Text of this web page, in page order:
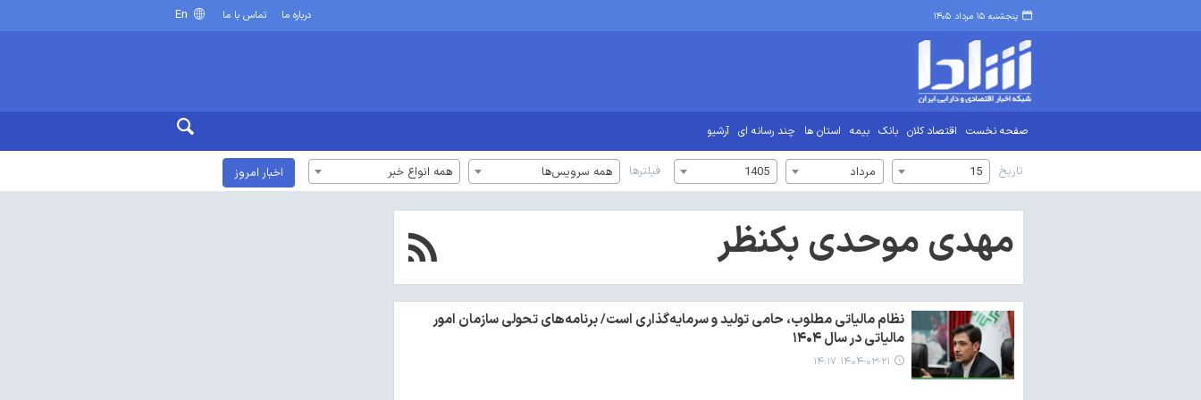
پنجشنبه ۱۵ مرداد ۱۴۰۵ درباره ما تماس با ما
صفحه نخست اقتصاد کلان بانک بیمه استان ها چند رسانه ای آرشیو
تاریخ 15 مرداد 1405 فیلترها همه سرویس‌ها همه انواع خبر اخبار امروز
مهدی موحدی بکنظر
نظام مالیاتی مطلوب، حامی تولید و سرمایه‌گذاری است/ برنامه‌های تحولی سازمان امور
مالیاتی در سال ۱۴۰۴
۱۴۰۴-۰۳-۲۱ ۱۴:۱۷